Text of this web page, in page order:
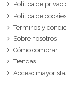
Política de
Política de cookies
Términos y
Sobre nosotros
Cómo comprar
Tiendas
Acceso